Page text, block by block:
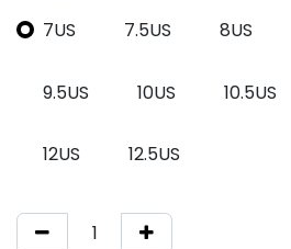
7US 7.5US 8US
9.5US 10US 10.5US
12US 12.5US